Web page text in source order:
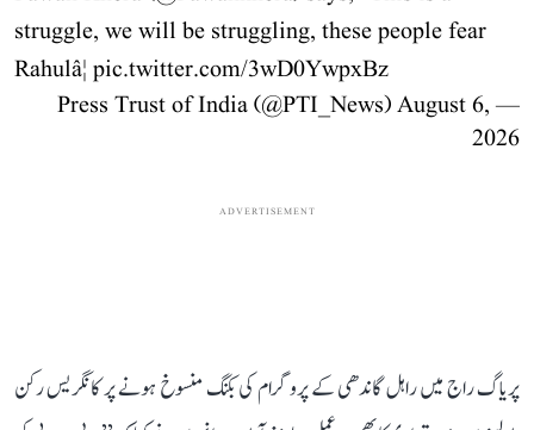
struggle, we will be struggling, these people fear
Rahulâ¦ pic.twitter.com/3wD0YwpxBz
— Press Trust of India (@PTI_News)
August 6,
2026
ADVERTISEMENT
پریاگ راج میں راہل گاندھی کے پروگرام کی بکنگ منسوخ ہونے پر کانگریس رکن